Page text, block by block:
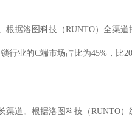
根据洛图科技（RUNTO）全渠道
行业的C端市场占比为45%，比
渠道。根据洛图科技（RUNTO）